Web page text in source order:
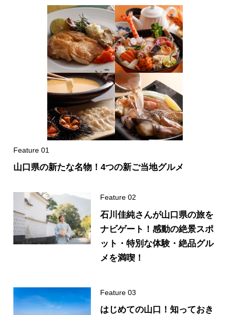
山口県の新たな名物！4つの新ご当地グルメ
石川佳純さんが山口県の旅を
ナビゲート！感動の絶景スポ
ット・特別な体験・絶品グル
メを満喫！
はじめての山口！知っておき